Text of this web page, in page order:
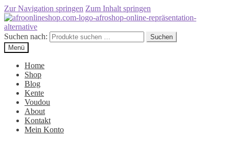
Zur Navigation springen Zum Inhalt springen
Suchen nach:
Suchen
Menü
Home
Shop
Blog
Kente
Voudou
About
Kontakt
Mein Konto